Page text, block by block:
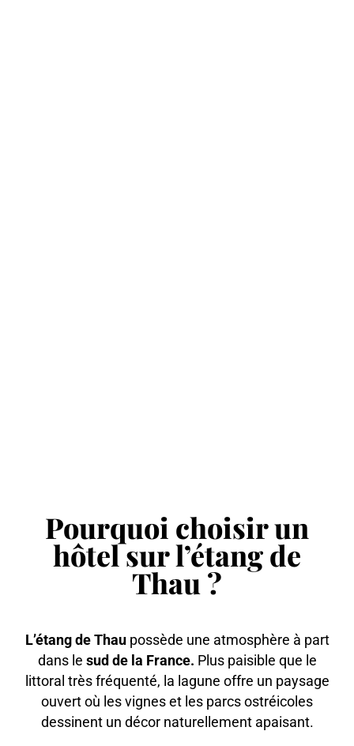
Pourquoi choisir un
hôtel sur l’étang de
Thau ?
L’étang de Thaupossède une atmosphère à part
dans le sud de la France. Plus paisible que le
littoral très fréquenté, la lagune offre un paysage
ouvert où les vignes et les parcs ostréicoles
dessinent un décor naturellement apaisant.